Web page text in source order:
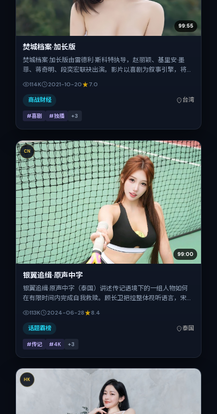
99:55
焚城档案·加长版
焚城档案·加长版由雷德利·斯科特执导，赵丽颖、基里安·墨
菲、蒋奇明、段奕宏联袂出演。影片以喜剧为叙事引擎，将故
反转。2021年10月20日于中国台湾首映（国庆档前后），片
长153分钟，适合喜欢强情节与细腻表演的观众。
114K 2021-10-20 7.0
商战财经 台湾
#喜剧 #独播 +3
CN
99:00
银翼追缉·原声中字
银翼追缉·原声中字（泰国）讲述传记语境下的一组人物如何
在有限时间内完成自我救赎。顾长卫把控整体视听语言，宋
富。影片定于 2024-06-28 起陆续登陆院线与网络平台，暑
期档公映，片长118分钟。
113K 2024-06-28 8.4
话题霸榜 泰国
#传记 #4K +3
HK